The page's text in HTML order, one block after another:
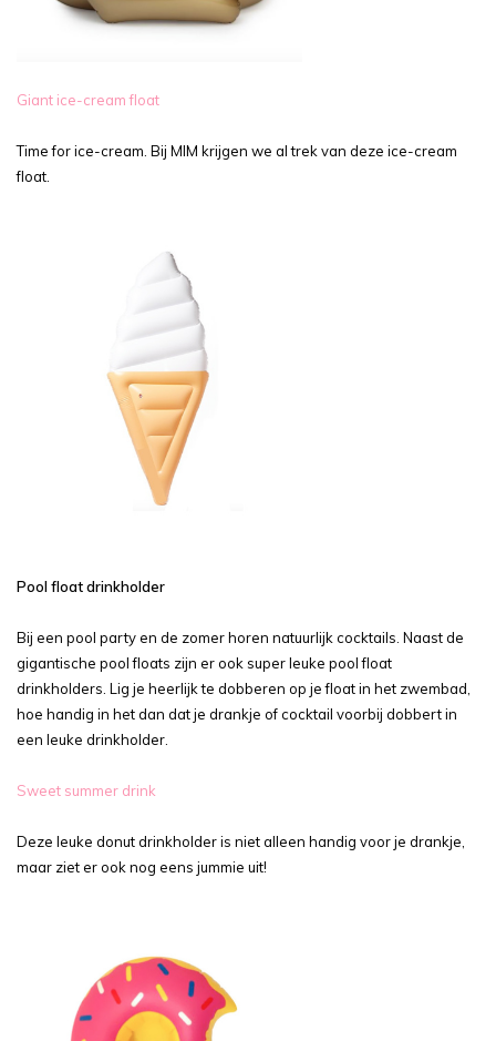
Giant ice-cream float
Time for ice-cream. Bij MIM krijgen we al trek van deze ice-cream
float.
Pool float drinkholder
Bij een pool party en de zomer horen natuurlijk cocktails. Naast de
gigantische pool floats zijn er ook super leuke pool float
drinkholders. Lig je heerlijk te dobberen op je float in het zwembad,
hoe handig in het dan dat je drankje of cocktail voorbij dobbert in
een leuke drinkholder.
Sweet summer drink
Deze leuke donut drinkholder is niet alleen handig voor je drankje,
maar ziet er ook nog eens jummie uit!